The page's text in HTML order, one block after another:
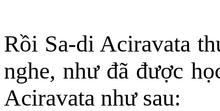
Rồi Sa-di Aciravata
nghe, như đã được
Aciravata như sau: